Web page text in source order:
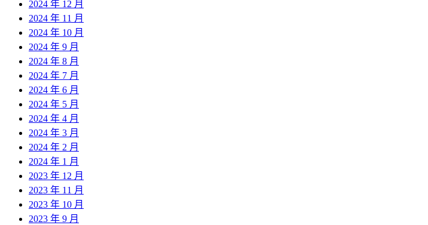
2024 年 12 月
2024 年 11 月
2024 年 10 月
2024 年 9 月
2024 年 8 月
2024 年 7 月
2024 年 6 月
2024 年 5 月
2024 年 4 月
2024 年 3 月
2024 年 2 月
2024 年 1 月
2023 年 12 月
2023 年 11 月
2023 年 10 月
2023 年 9 月